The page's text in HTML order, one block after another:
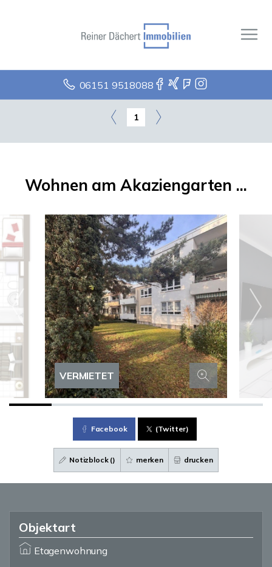
06151 9518088
1
Wohnen am Akaziengarten ...
VERMIETET
Facebook (Twitter)
Notizblock () merken drucken
Objektart
Etagenwohnung